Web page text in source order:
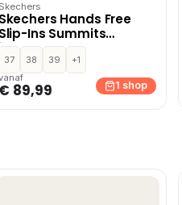
Skechers
Skechers Hands Free
Slip-Ins Summits
–
Groen
37 38 39
+1
€ 89,99 1 shop